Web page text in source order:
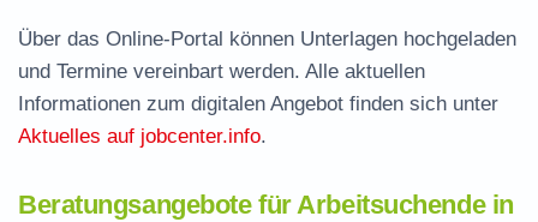
Über das Online-Portal können Unterlagen hochgeladen
und Termine vereinbart werden. Alle aktuellen
Informationen zum digitalen Angebot finden sich unter
Aktuelles auf jobcenter.info.
Beratungsangebote für Arbeitsuchende in